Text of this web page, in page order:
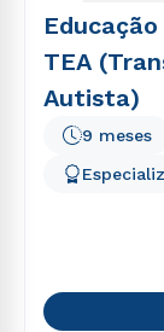
Educação
TEA
Autista)
9 meses